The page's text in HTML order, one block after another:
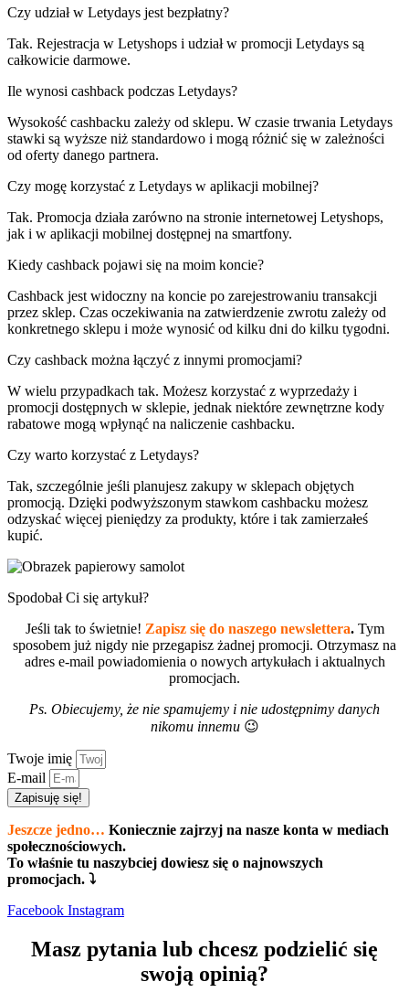
Czy udział w Letydays jest bezpłatny?
Tak. Rejestracja w Letyshops i udział w promocji Letydays są
całkowicie darmowe.
Ile wynosi cashback podczas Letydays?
Wysokość cashbacku zależy od sklepu. W czasie trwania Letydays
stawki są wyższe niż standardowo i mogą różnić się w zależności
od oferty danego partnera.
Czy mogę korzystać z Letydays w aplikacji mobilnej?
Tak. Promocja działa zarówno na stronie internetowej Letyshops,
jak i w aplikacji mobilnej dostępnej na smartfony.
Kiedy cashback pojawi się na moim koncie?
Cashback jest widoczny na koncie po zarejestrowaniu transakcji
przez sklep. Czas oczekiwania na zatwierdzenie zwrotu zależy od
konkretnego sklepu i może wynosić od kilku dni do kilku tygodni.
Czy cashback można łączyć z innymi promocjami?
W wielu przypadkach tak. Możesz korzystać z wyprzedaży i
promocji dostępnych w sklepie, jednak niektóre zewnętrzne kody
rabatowe mogą wpłynąć na naliczenie cashbacku.
Czy warto korzystać z Letydays?
Tak, szczególnie jeśli planujesz zakupy w sklepach objętych
promocją. Dzięki podwyższonym stawkom cashbacku możesz
odzyskać więcej pieniędzy za produkty, które i tak zamierzałeś
kupić.
Spodobał Ci się artykuł?
Jeśli tak to świetnie! Zapisz się do naszego newslettera.Tym
sposobem już nigdy nie przegapisz żadnej promocji. Otrzymasz na
adres e-mail powiadomienia o nowych artykułach i aktualnych
promocjach.
Ps. Obiecujemy, że nie spamujemy i nie udostępnimy danych
nikomu innemu😉
Twoje imię
E-mail
Zapisuję się!
Jeszcze jedno… Koniecznie zajrzyj na nasze konta w mediach
społecznościowych.
To właśnie tu naszybciej dowiesz się o najnowszych
promocjach. ⤵
Facebook Instagram
Masz pytania lub chcesz podzielić się
swoją opinią?